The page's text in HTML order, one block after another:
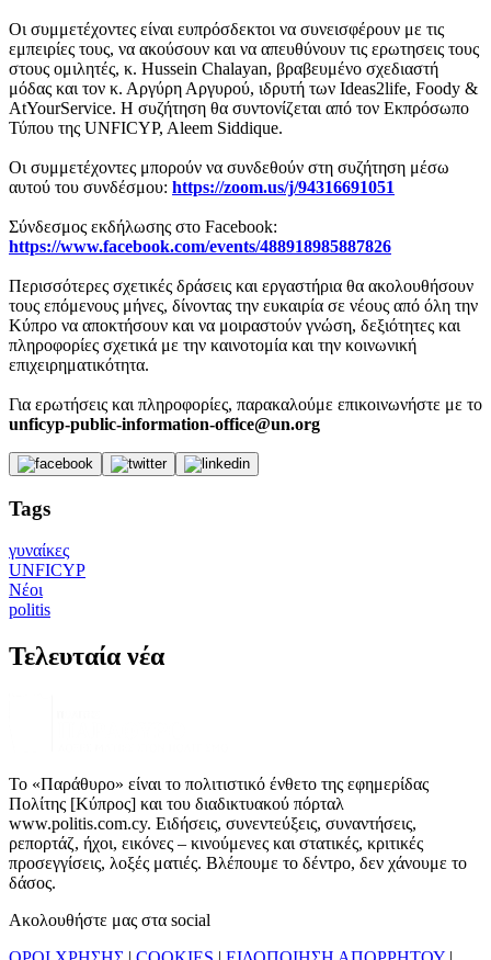
Οι συμμετέχοντες είναι ευπρόσδεκτοι να συνεισφέρουν με τις
εμπειρίες τους, να ακούσουν και να απευθύνουν τις ερωτησεις τους
στους ομιλητές, κ. Hussein Chalayan, βραβευμένο σχεδιαστή
μόδας και τον κ. Αργύρη Αργυρού, ιδρυτή των Ideas2life, Foody &
AtYourService. Η συζήτηση θα συντονίζεται από τον Εκπρόσωπο
Τύπου της UNFICYP, Aleem Siddique.
Οι συμμετέχοντες μπορούν να συνδεθούν στη συζήτηση μέσω
αυτού του συνδέσμου: https://zoom.us/j/94316691051
Σύνδεσμος εκδήλωσης στο Facebook:
https://www.facebook.com/events/488918985887826
Περισσότερες σχετικές δράσεις και εργαστήρια θα ακολουθήσουν
τους επόμενους μήνες, δίνοντας την ευκαιρία σε νέους από όλη την
Κύπρο να αποκτήσουν και να μοιραστούν γνώση, δεξιότητες και
πληροφορίες σχετικά με την καινοτομία και την κοινωνική
επιχειρηματικότητα.
Για ερωτήσεις και πληροφορίες, παρακαλούμε επικοινωνήστε με το
unficyp-public-information-office@un.org
Tags
γυναίκες
UNFICYP
Νέοι
politis
Τελευταία νέα
Το «Παράθυρο» είναι το πολιτιστικό ένθετο της εφημερίδας
Πολίτης [Κύπρος] και του διαδικτυακού πόρταλ
www.politis.com.cy. Ειδήσεις, συνεντεύξεις, συναντήσεις,
ρεπορτάζ, ήχοι, εικόνες – κινούμενες και στατικές, κριτικές
προσεγγίσεις, λοξές ματιές. Βλέπουμε το δέντρο, δεν χάνουμε το
δάσος.
Ακολουθήστε μας στα social